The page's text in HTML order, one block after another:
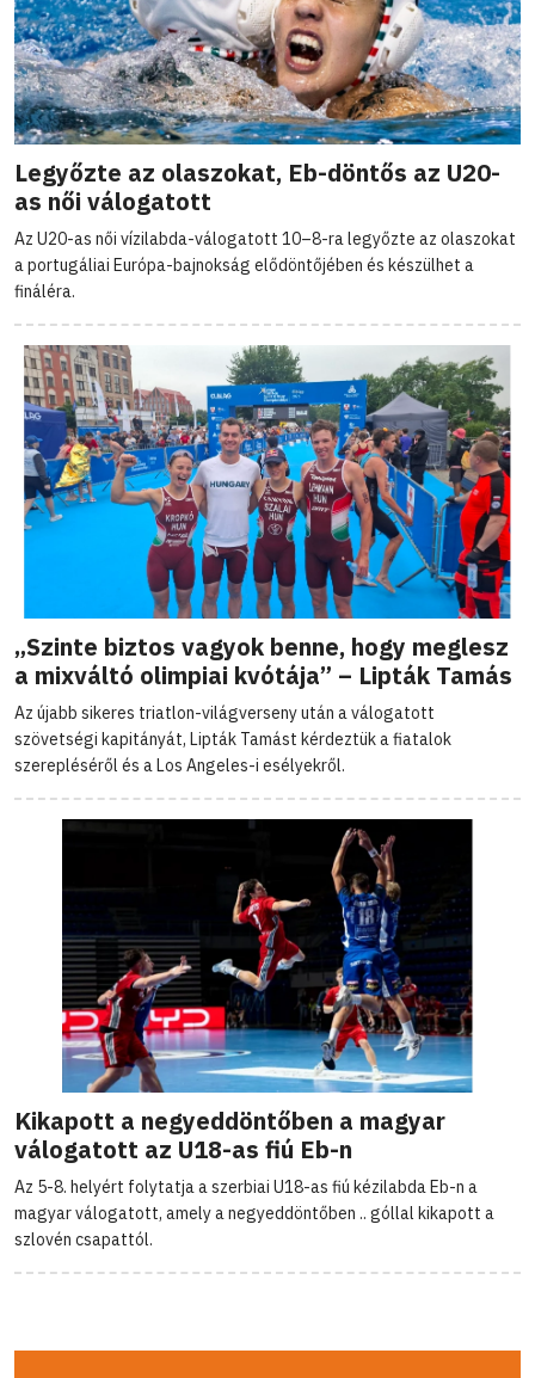
Legyőzte az olaszokat, Eb-döntős az U20-
as női válogatott
Az U20-as női vízilabda-válogatott 10–8-ra legyőzte az olaszokat
a portugáliai Európa-bajnokság elődöntőjében és készülhet a
fináléra.
„Szinte biztos vagyok benne, hogy meglesz
a mixváltó olimpiai kvótája” – Lipták Tamás
Az újabb sikeres triatlon-világverseny után a válogatott
szövetségi kapitányát, Lipták Tamást kérdeztük a fiatalok
szerepléséről és a Los Angeles-i esélyekről.
Kikapott a negyeddöntőben a magyar
válogatott az U18-as fiú Eb-n
Az 5-8. helyért folytatja a szerbiai U18-as fiú kézilabda Eb-n a
magyar válogatott, amely a negyeddöntőben .. góllal kikapott a
szlovén csapattól.